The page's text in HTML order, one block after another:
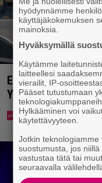
Eppu Normaalin
Ylellä
hyödynnämme
käyttäjäkokemuksen
mainoksia.
Hyväksymällä
Käytämme
laitteellesi
vierailit, IP-
Pääset tutustumaan
Hylkääminen voi
käytettävyyteen.
Jotkin
suostumusta, jos
vastustaa tätä tai
seuraavalla